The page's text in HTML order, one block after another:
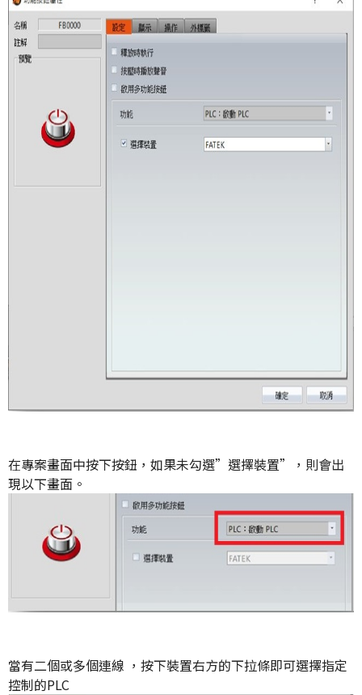
在專案畫面中按下按鈕，如果未勾選”選擇裝置”，則會出
現以下畫面。
當有二個或多個連線 ，按下裝置右方的下拉條即可選擇指定
控制的PLC